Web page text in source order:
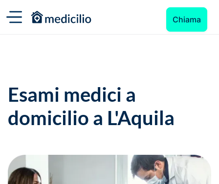
Chiama
Esami medici a
domicilio a L'Aquila